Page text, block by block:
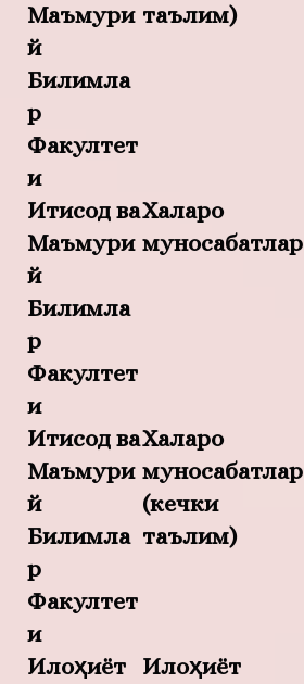
Маъмури
й
Билимла
р
Факултет
и
таълим)
Иқтисод ва
Маъмури
й
Билимла
р
Факултет
и
Халқаро
муносабатлар
Иқтисод ва
Маъмури
й
Билимла
р
Факултет
и
Халқаро
муносабатлар
(кечки
таълим)
Илоҳиёт
Илоҳиёт